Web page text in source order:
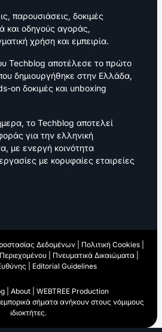
παρουσιάσεις, δοκιμές
και οδηγούς αγοράς,
χρήση και εμπειρία.
Techblog αποτέλεσε το πρώτο
δημιουργήθηκε στην Ελλάδα,
on δοκιμές και unboxing
το Techblog αποτελεί
για την ελληνική
με ενεργή κοινότητα
με κορυφαίες εταιρείες
Δεδομένων| Πολιτική Cookies|
Πνευματικά Δικαιώματα
Editorial Guidelines
| About| WEBTREE Production
σήματα ανήκουν στους νόμιμους
ιδιοκτήτες.